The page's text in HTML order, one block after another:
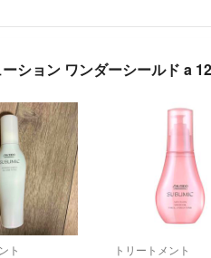
ション ワンダーシールド a
ト トリートメント